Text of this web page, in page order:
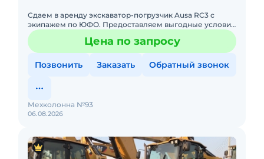
Сдаем в аренду экскаватор-погрузчик Ausa RC3 с
экипажем по ЮФО. Предоставляем выгодные условия
для аренды экскаватора-погрузчика Ausa RC3 в
Южном федеральном окЦена по запросу
Позвонить Заказать Обратный звонок
06.08.2026
Мехколонна №93